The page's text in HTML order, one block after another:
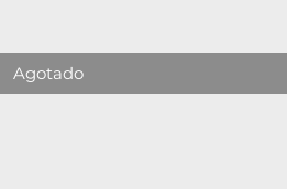
Agotado